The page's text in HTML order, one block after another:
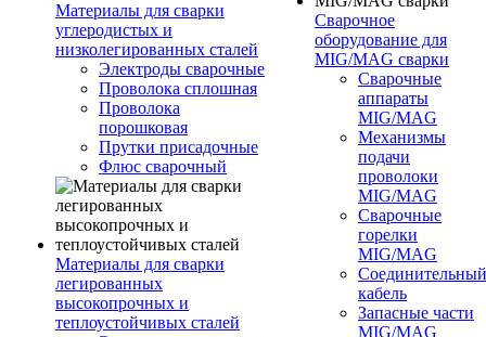
Материалы для сварки
углеродистых и
низколегированных сталей
Электроды сварочные
Проволока сплошная
Проволока
порошковая
Прутки присадочные
Флюс сварочный
Материалы для сварки
легированных
высокопрочных и
теплоустойчивых сталей
Сварочное
оборудование для
MIG/MAG сварки
Сварочные
аппараты
MIG/MAG
Механизмы
подачи
проволоки
MIG/MAG
Сварочные
горелки
MIG/MAG
Соединительный
кабель
Запасные части
MIG/MAG